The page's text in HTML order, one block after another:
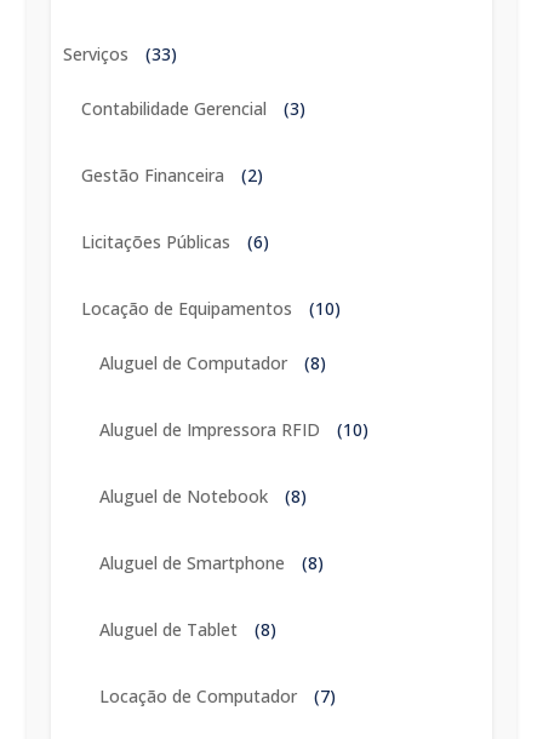
Serviços (33)
Contabilidade Gerencial (3)
Gestão Financeira (2)
Licitações Públicas (6)
Locação de Equipamentos (10)
Aluguel de Computador (8)
Aluguel de Impressora RFID (10)
Aluguel de Notebook (8)
Aluguel de Smartphone (8)
Aluguel de Tablet (8)
Locação de Computador (7)